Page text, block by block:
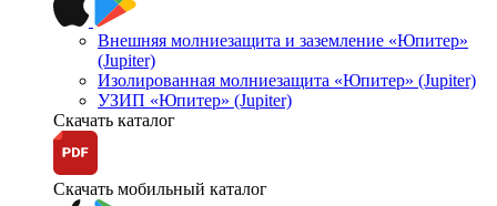
Внешняя молниезащита и заземление «Юпитер»
(Jupiter)
Изолированная молниезащита «Юпитер» (Jupiter)
УЗИП «Юпитер» (Jupiter)
Скачать каталог
Скачать мобильный каталог